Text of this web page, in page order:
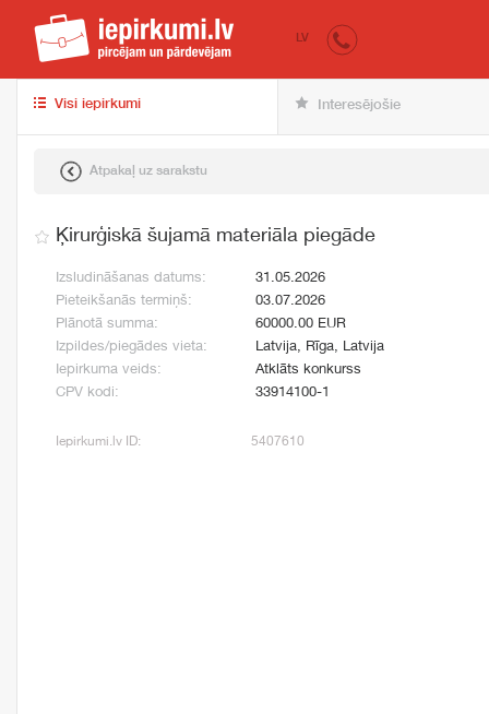
iepirkumi.lv
LV
Visi iepirkumi Interesējošie
Atpakaļ uz sarakstu
Ķirurģiskā šujamā materiāla piegāde
Izsludināšanas datums:
31.05.2026
Pieteikšanās termiņš:
03.07.2026
Plānotā summa:
60000.00 EUR
Izpildes/piegādes vieta:
Latvija, Rīga, Latvija
Iepirkuma veids:
Atklāts konkurss
CPV kodi:
33914100-1
Iepirkumi.lv ID: 5407610